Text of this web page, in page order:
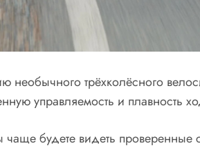
трёхколёсного
управляемость и плавность
чаще будете видеть проверенные